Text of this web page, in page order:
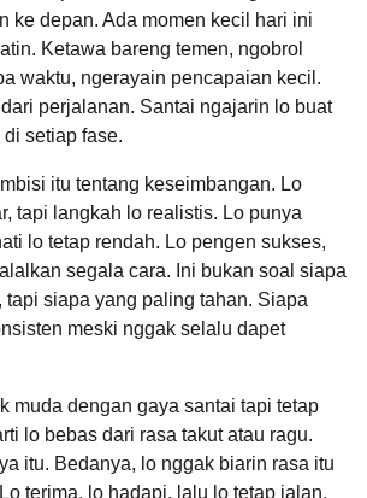
ke depan. Ada momen kecil hari ini
Ketawa bareng temen, ngobrol
waktu, ngerayain pencapaian kecil.
perjalanan. Santai ngajarin lo buat
setiap fase.
itu tentang keseimbangan. Lo
tapi langkah lo realistis. Lo punya
lo tetap rendah. Lo pengen sukses,
segala cara. Ini bukan soal siapa
tapi siapa yang paling tahan. Siapa
meski nggak selalu dapet
muda dengan gaya santai tapi tetap
lo bebas dari rasa takut atau ragu.
itu. Bedanya, lo nggak biarin rasa itu
terima, lo hadapi, lalu lo tetap jalan.